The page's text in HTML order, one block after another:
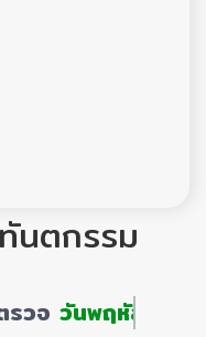
นตกรรม
ตรวจ วันพฤหัสบดี